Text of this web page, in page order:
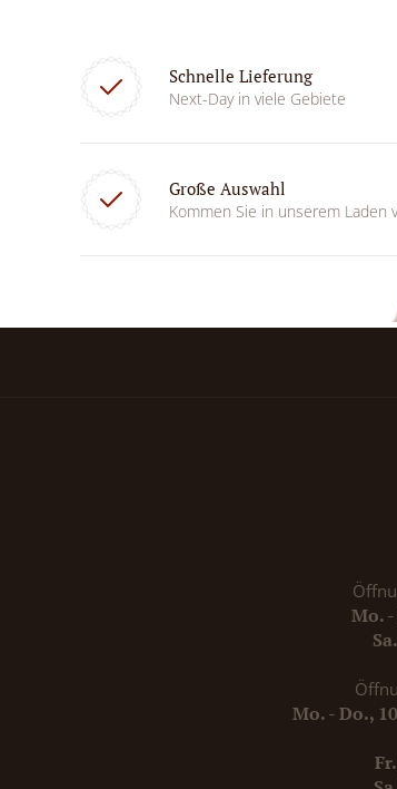
Schnelle Lieferung
Next-Day in viele Gebiete
Große Auswahl
Kommen Sie in unserem Laden
Mo.
Mo. - Do.,